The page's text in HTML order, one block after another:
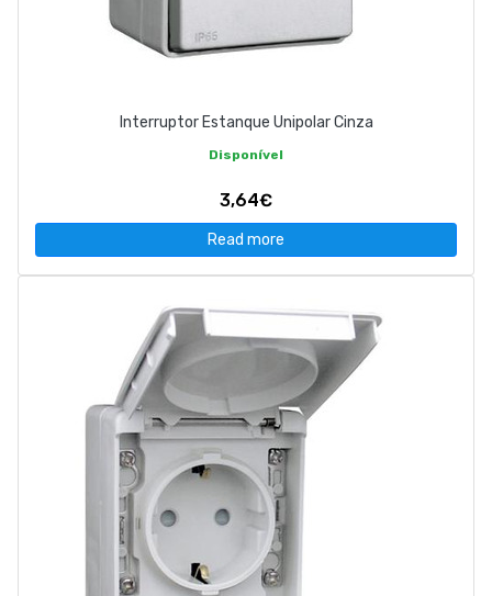
Interruptor Estanque Unipolar Cinza
Disponível
3,64€
Read more